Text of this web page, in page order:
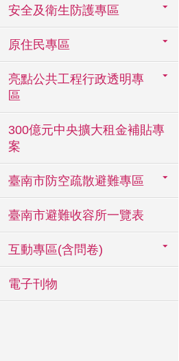
安全及衛生防護專區
原住民專區
亮點公共工程行政透明專
區
300億元中央擴大租金補貼專
案
臺南市防空疏散避難專區
臺南市避難收容所一覽表
互動專區(含問卷)
電子刊物